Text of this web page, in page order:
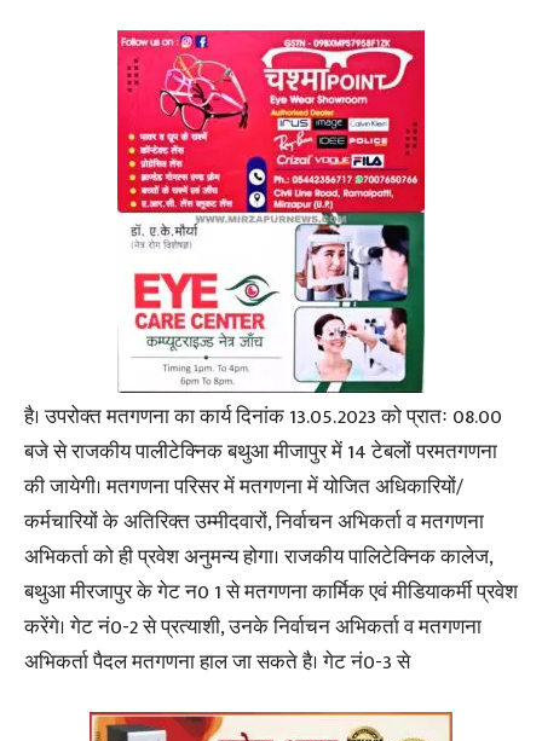
है। उपरोक्त मतगणना का कार्य दिनांक 13.05.2023 को प्रातः 08.00
बजे से राजकीय पालीटेक्निक बथुआ मीजापुर में 14 टेबलों परमतगणना
की जायेगी। मतगणना परिसर में मतगणना में योजित अधिकारियों/
कर्मचारियों के अतिरिक्त उम्मीदवारों, निर्वाचन अभिकर्ता व मतगणना
अभिकर्ता को ही प्रवेश अनुमन्य होगा। राजकीय पालिटेक्निक कालेज,
बथुआ मीरजापुर के गेट न0 1 से मतगणना कार्मिक एवं मीडियाकर्मी प्रवेश
करेंगे। गेट नं0-2 से प्रत्याशी, उनके निर्वाचन अभिकर्ता व मतगणना
अभिकर्ता पैदल मतगणना हाल जा सकते है। गेट नं0-3 से